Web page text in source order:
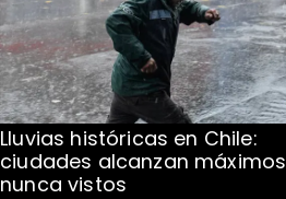
Lluvias históricas en Chile:
ciudades alcanzan máximos
nunca vistos